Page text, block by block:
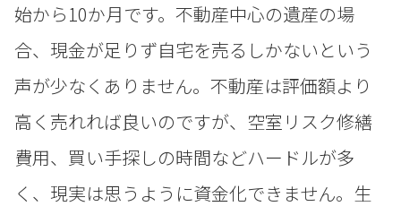
始から10か月です。不動産中心の遺産の場
合、現金が足りず自宅を売るしかないという
声が少なくありません。不動産は評価額より
高く売れれば良いのですが、空室リスク修繕
費用、買い手探しの時間などハードルが多
く、現実は思うように資金化できません。生